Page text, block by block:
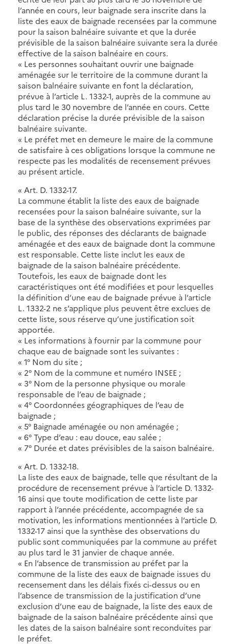
l’année en cours, leur baignade sera inscrite dans la
liste des eaux de baignade recensées par la commune
pour la saison balnéaire suivante et que la durée
prévisible de la saison balnéaire suivante sera la durée
effective de la saison balnéaire en cours.
« Les personnes souhaitant ouvrir une baignade
aménagée sur le territoire de la commune durant la
saison balnéaire suivante en font la déclaration,
prévue à l’article L. 1332-1, auprès de la commune au
plus tard le 30 novembre de l’année en cours. Cette
déclaration précise la durée prévisible de la saison
balnéaire suivante.
« Le préfet met en demeure le maire de la commune
de satisfaire à ces obligations lorsque la commune ne
respecte pas les modalités de recensement prévues
au présent article.
« Art. D. 1332-17.
La commune établit la liste des eaux de baignade
recensées pour la saison balnéaire suivante, sur la
base de la synthèse des observations exprimées par
le public, des réponses des déclarants de baignade
aménagée et des eaux de baignade dont la commune
est responsable. Cette liste inclut les eaux de
baignade de la saison balnéaire précédente.
Toutefois, les eaux de baignade dont les
caractéristiques ont été modifiées et pour lesquelles
la définition d’une eau de baignade prévue à l’article
L. 1332-2 ne s’applique plus peuvent être exclues de
cette liste, sous réserve qu’une justification soit
apportée.
« Les informations à fournir par la commune pour
chaque eau de baignade sont les suivantes :
« 1° Nom du site ;
« 2° Nom de la commune et numéro INSEE ;
« 3° Nom de la personne physique ou morale
responsable de l’eau de baignade ;
« 4° Coordonnées géographiques de l’eau de
baignade ;
« 5° Baignade aménagée ou non aménagée ;
« 6° Type d’eau : eau douce, eau salée ;
« 7° Durée et dates prévisibles de la saison balnéaire.
« Art. D. 1332-18.
La liste des eaux de baignade, telle que résultant de la
procédure de recensement prévue à l’article D. 1332-
16 ainsi que toute modification de cette liste par
rapport à l’année précédente, accompagnée de sa
motivation, les informations mentionnées à l’article D.
1332-17 ainsi que la synthèse des observations du
public sont communiquées par la commune au préfet
au plus tard le 31 janvier de chaque année.
« En l’absence de transmission au préfet par la
commune de la liste des eaux de baignade issues du
recensement dans les délais fixés ci-dessus ou en
l’absence de transmission de la justification d’une
exclusion d’une eau de baignade, la liste des eaux de
baignade de la saison balnéaire précédente ainsi que
les dates de la saison balnéaire sont reconduites par
le préfet.